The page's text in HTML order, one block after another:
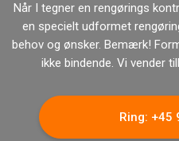
Når I tegner en rengørings
en specielt udformet
behov og ønsker. Bemærk!
ikke bindende. Vi vender
Ring: +45